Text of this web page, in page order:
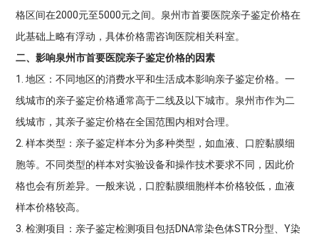
格区间在2000元至5000元之间。泉州市首要医院亲子鉴定价格在
此基础上略有浮动，具体价格需咨询医院相关科室。
二、影响泉州市首要医院亲子鉴定价格的因素
1. 地区：不同地区的消费水平和生活成本影响亲子鉴定价格。一
线城市的亲子鉴定价格通常高于二线及以下城市。泉州市作为二
线城市，其亲子鉴定价格在全国范围内相对合理。
2. 样本类型：亲子鉴定样本分为多种类型，如血液、口腔黏膜细
胞等。不同类型的样本对实验设备和操作技术要求不同，因此价
格也会有所差异。一般来说，口腔黏膜细胞样本价格较低，血液
样本价格较高。
3. 检测项目：亲子鉴定检测项目包括DNA常染色体STR分型、Y染